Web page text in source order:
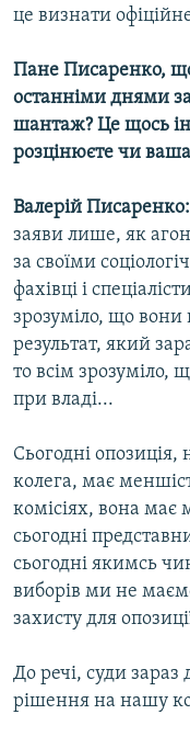
це визнати
Пане Писаренко,
останніми днями
шантаж? Це щось
розцінюєте чи
Валерій Писаренко:
заяви лише, як
за своїми
фахівці і
зрозуміло, що вони
результат, який
то всім зрозуміло,
при владі...
Сьогодні
колега, має
комісіях, вона
сьогодні
сьогодні якимсь
виборів ми не
захисту для
До речі, суди
рішення на нашу